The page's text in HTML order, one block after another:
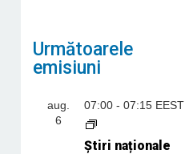
Următoarele
emisiuni
aug.
6
07:00- 07:15 EEST
Știri naționale